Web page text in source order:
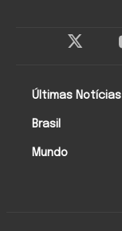
Últimas Notícias
Brasil
Mundo